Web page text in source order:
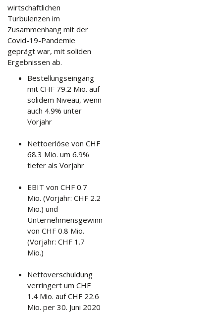
wirtschaftlichen
Turbulenzen im
Zusammenhang mit der
Covid-19-Pandemie
geprägt war, mit soliden
Ergebnissen ab.
Bestellungseingang
mit CHF 79.2 Mio. auf
solidem Niveau, wenn
auch 4.9% unter
Vorjahr
Nettoerlöse von CHF
68.3 Mio. um 6.9%
tiefer als Vorjahr
EBIT von CHF 0.7
Mio. (Vorjahr: CHF 2.2
Mio.) und
Unternehmensgewinn
von CHF 0.8 Mio.
(Vorjahr: CHF 1.7
Mio.)
Nettoverschuldung
verringert um CHF
1.4 Mio. auf CHF 22.6
Mio. per 30. Juni 2020